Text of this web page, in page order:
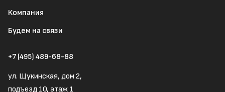
Компания
Будем на связи
+7 (495) 489-68-88
ул. Щукинская, дом 2,
подъезд 10, этаж 1